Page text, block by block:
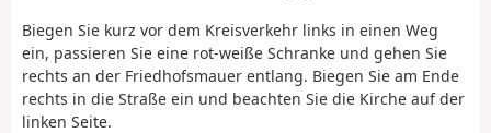
Biegen Sie kurz vor dem Kreisverkehr links in einen Weg
ein, passieren Sie eine rot-weiße Schranke und gehen Sie
rechts an der Friedhofsmauer entlang. Biegen Sie am Ende
rechts in die Straße ein und beachten Sie die Kirche auf der
linken Seite.